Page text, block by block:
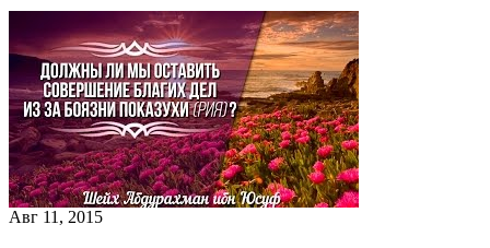
Авг 11, 2015